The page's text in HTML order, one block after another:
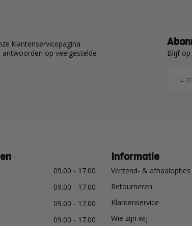
klantenservicepagina.
op veelgestelde
Blijf
09.00 - 17.00
09.00 - 17.00
09.00 - 17.00
09.00 - 17.00
Informatie
Verzend- & afhaalopties
Retourneren
Klantenservice
Wie zijn wij